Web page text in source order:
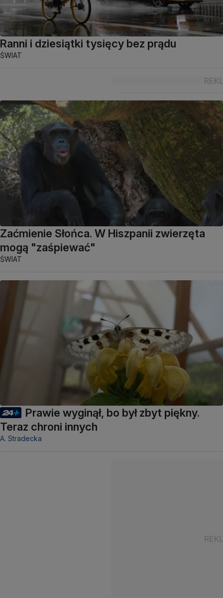
Ranni i dziesiątki tysięcy bez prądu
ŚWIAT
Zaćmienie Słońca. W Hiszpanii zwierzęta
mogą "zaśpiewać"
ŚWIAT
Prawie wyginął, bo był zbyt piękny.
Teraz chroni innych
A. Stradecka